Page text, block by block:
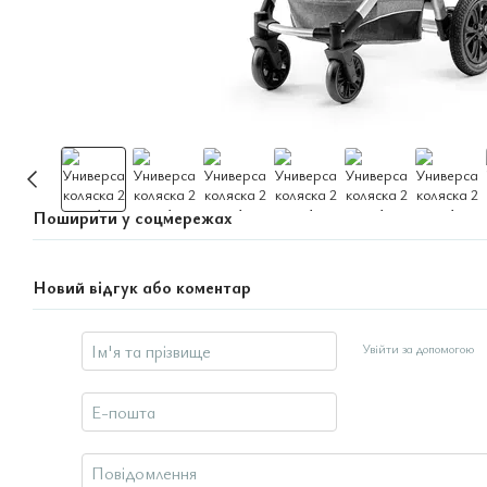
Поширити у соцмережах
Новий відгук або коментар
Увійти за допомогою